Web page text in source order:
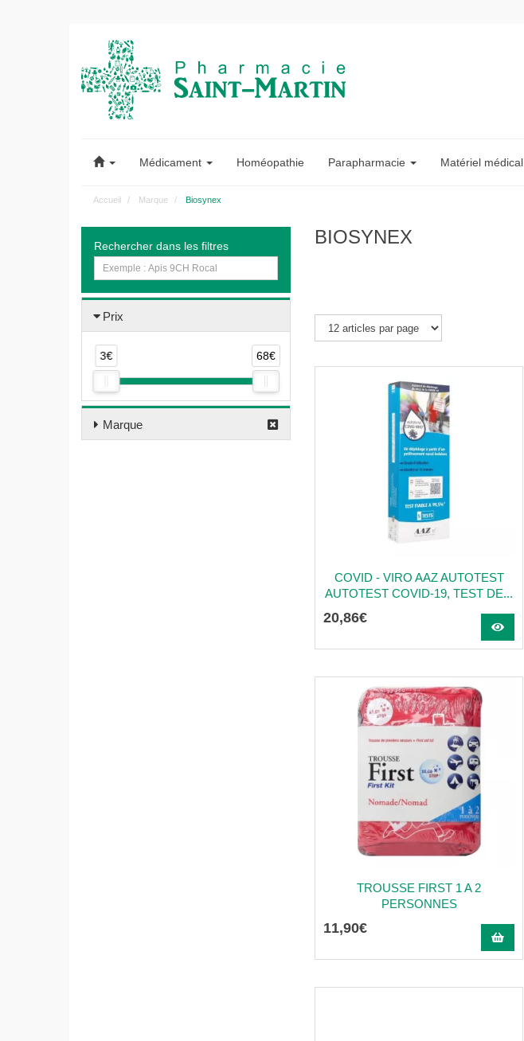
Saint-
Martin
Pharmacie
Saint-
Martin
Amiens
Médicament Homéopathie Parapharmacie Matériel médical
Accueil Marque Biosynex
BIOSYNEX
COVID - VIRO AAZ AUTOTEST
AUTOTEST COVID-19, TEST DE...
20,86€
TROUSSE FIRST 1 A 2
PERSONNES
11,90€
Rechercher dans les filtres
Prix
3€ 68€
Marque